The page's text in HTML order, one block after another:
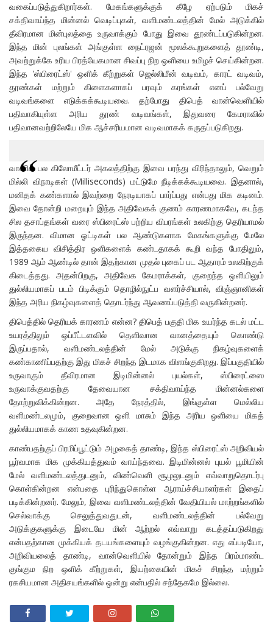
வகைப்படுத்துகிறார்கள். மேகங்களுக்குக் கீழே ஏற்படும் மிகச்
சக்திவாய்ந்த மின்னல் வெடிப்புகள், வளிமண்டலத்தின் மேல் அடுக்கில்
தீவிரமான மின்புலத்தை உருவாக்கும் போது இவை தூண்டப்படுகின்றன.
இந்த மின் புலங்கள் அங்குள்ள நைட்ரஜன் மூலக்கூறுகளைத் தூண்டி,
அவற்றுக்கே உரிய பிரத்யேகமான சிவப்பு நிற ஒளியை உமிழச் செய்கின்றன.
இந்த 'ஸ்பிரைட்ஸ்' ஒளிக் கீற்றுகள் ஜெல்லிமீன் வடிவம், காரட் வடிவம்,
தூண்கள் மற்றும் கிளைகளாகப் பரவும் கரங்கள் எனப் பல்வேறு
வடிவங்களை எடுக்கக்கூடியவை. தற்போது திபெத் வான்வெளியில்
பதிவாகியுள்ள அரிய தூண் வடிவங்கள், இதுவரை கேமராவில்
பதிவானவற்றிலேயே மிக ஆச்சரியமான வடிவமாகக் கருதப்படுகிறது.
வானில் பல கிலோமீட்டர் அகலத்திற்கு இவை பரந்து விரிந்தாலும், வெறும்
மில்லி விநாடிகள் (Milliseconds) மட்டுமே நீடிக்கக்கூடியவை. இதனால்,
மனிதக் கண்களால் இவற்றை நேரடியாகப் பார்ப்பது என்பது மிக கடினம்.
இவை தோன்றி மறையும் இந்த அதிவேகக் குணம் காரணமாகவே, கடந்த
சில தசாப்தங்கள் வரை ஸ்பிரைட்ஸ் பற்றிய விபரங்கள் உலகிற்கு தெரியாமல்
இருந்தன. விமான ஓட்டிகள் பல ஆண்டுகளாக மேகங்களுக்கு மேலே
இத்தகைய விசித்திர ஒளிகளைக் கண்டதாகக் கூறி வந்த போதிலும்,
1989 ஆம் ஆண்டில் தான் இதற்கான முதல் புகைப் பட ஆதாரம் உலகிற்குக்
கிடைத்தது. அதன்பிறகு, அதிவேக கேமராக்கள், குறைந்த ஒளியிலும்
துல்லியமாகப் படம் பிடிக்கும் தொழில்நுட்ப வளர்ச்சியால், விஞ்ஞானிகள்
இந்த அரிய நிகழ்வுகளைத் தொடர்ந்து ஆவணப்படுத்தி வருகின்றனர்.
திபெத்தில் தெரியக் காரணம் என்ன? திபெத் பகுதி மிக உயர்ந்த கடல் மட்ட
உயரத்திலும் ஒப்பீட்டளவில் தெளிவான வானத்தையும் கொண்டு
இருப்பதால், வளிமண்டலத்தின் மேல் அடுக்கு நிகழ்வுகளைக்
கண்காணிப்பதற்கு இது மிகச் சிறந்த இடமாக விளங்குகிறது. இப்பகுதியில்
உருவாகும் தீவிரமான இடிமின்னல் புயல்கள், ஸ்பிரைட்ஸை
உருவாக்குவதற்கு தேவையான சக்திவாய்ந்த மின்னல்களை
தோற்றுவிக்கின்றன. அதே நேரத்தில், இங்குள்ள மெல்லிய
வளிமண்டலமும், குறைவான ஒளி மாசும் இந்த அரிய ஒளியை மிகத்
துல்லியமாகக் காண உதவுகின்றன.
காண்பதற்குப் பிரமிப்பூட்டும் அழகைத் தாண்டி, இந்த ஸ்பிரைட்ஸ் அறிவியல்
பூர்வமாக மிக முக்கியத்துவம் வாய்ந்தவை. இடிமின்னல் புயல் பூமியின்
மேல் வளிமண்டலத்துடனும், விண்வெளி சூழலுடனும் எவ்வாறுதொடர்பு
கொள்கின்றன என்பதை புரிந்துகொள்ள ஆராய்ச்சியாளர்கள் இதைப்
படிக்கின்றனர். மேலும், இவை வளிமண்டலத்தின் வேதியியல் மாற்றங்களில்
செல்வாக்கு செலுத்துவதுடன், வளிமண்டலத்தின் பல்வேறு
அடுக்குகளுக்கு இடையே மின் ஆற்றல் எவ்வாறு கடத்தப்படுகிறது
என்பதற்கான முக்கியக் தடயங்களையும் வழங்குகின்றன. எது எப்படியோ,
அறிவியலைத் தாண்டி, வான்வெளியில் தோன்றும் இந்த பிரம்மாண்ட
குங்கும நிற ஒளிக் கீற்றுகள், இயற்கையின் மிகச் சிறந்த மற்றும்
ரகசியமான அதிசயங்களில் ஒன்று என்பதில் சந்தேகமே இல்லை.